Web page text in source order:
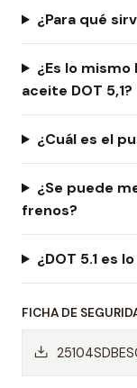
¿Para qué
¿Es lo mismo
aceite DOT 5,1?
¿Cuál es el
¿Se puede
frenos?
¿DOT 5.1 es
FICHA DE